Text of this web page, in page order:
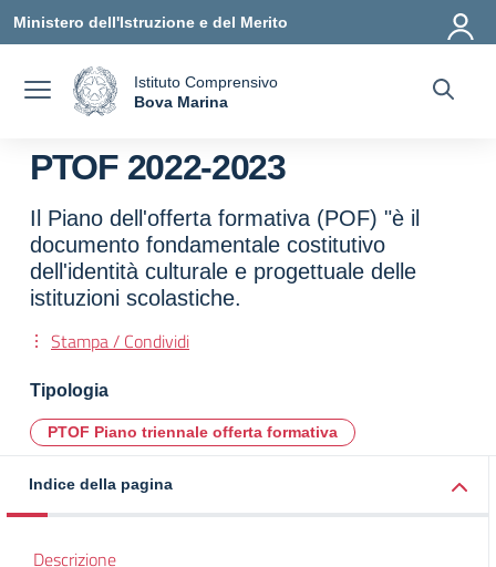
Vai ai contenuti
Vai al menu di navigazione
Vai al footer
Ministero dell'Istruzione e del Merito
Istituto Comprensivo
Bova Marina
PTOF 2022-2023
Il Piano dell'offerta formativa (POF) "è il
documento fondamentale costitutivo
dell'identità culturale e progettuale delle
istituzioni scolastiche.
Stampa / Condividi
Tipologia
PTOF Piano triennale offerta formativa
Indice della pagina
Descrizione